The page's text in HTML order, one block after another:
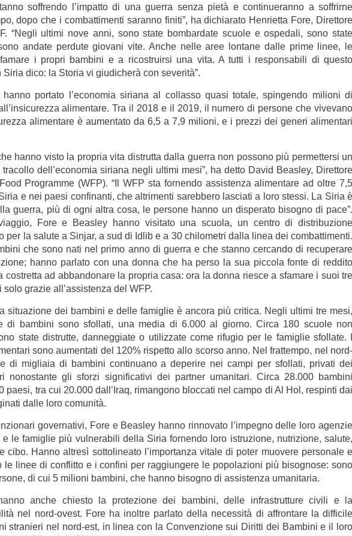
soffrendo l’impatto di una guerra senza pietà e continueranno a soffrirne
dopo che i combattimenti saranno finiti”, ha dichiarato Henrietta Fore, Direttore
“Negli ultimi nove anni, sono state bombardate scuole e ospedali, sono state
andate perdute giovani vite. Anche nelle aree lontane dalle prime linee, le
i propri bambini e a ricostruirsi una vita. A tutti i responsabili di questo
dico: la Storia vi giudicherà con severità”.
portato l’economia siriana al collasso quasi totale, spingendo milioni di
alimentare. Tra il 2018 e il 2019, il numero di persone che vivevano
alimentare è aumentato da 6,5 a 7,9 milioni, e i prezzi dei generi alimentari
hanno visto la propria vita distrutta dalla guerra non possono più permettersi un
dell’economia siriana negli ultimi mesi”, ha detto David Beasley, Direttore
Programme (WFP). “Il WFP sta fornendo assistenza alimentare ad oltre 7,5
e nei paesi confinanti, che altrimenti sarebbero lasciati a loro stessi. La Siria è
guerra, più di ogni altra cosa, le persone hanno un disperato bisogno di pace”.
Fore e Beasley hanno visitato una scuola, un centro di distribuzione
per la salute a Sinjar, a sud di Idlib e a 30 chilometri dalla linea dei combattimenti.
che sono nati nel primo anno di guerra e che stanno cercando di recuperare
hanno parlato con una donna che ha perso la sua piccola fonte di reddito
costretta ad abbandonare la propria casa: ora la donna riesce a sfamare i suoi tre
grazie all’assistenza del WFP.
situazione dei bambini e delle famiglie è ancora più critica. Negli ultimi tre mesi,
di bambini sono sfollati, una media di 6.000 al giorno. Circa 180 scuole non
state distrutte, danneggiate o utilizzate come rifugio per le famiglie sfollate. I
sono aumentati del 120% rispetto allo scorso anno. Nel frattempo, nel nord-
di migliaia di bambini continuano a deperire nei campi per sfollati, privati dei
nonostante gli sforzi significativi dei partner umanitari. Circa 28.000 bambini
paesi, tra cui 20.000 dall’Iraq, rimangono bloccati nel campo di Al Hol, respinti dai
dalle loro comunità.
governativi, Fore e Beasley hanno rinnovato l’impegno delle loro agenzie
e le famiglie più vulnerabili della Siria fornendo loro istruzione, nutrizione, salute,
cibo. Hanno altresì sottolineato l’importanza vitale di poter muovere personale e
le linee di conflitto e i confini per raggiungere le popolazioni più bisognose: sono
di cui 5 milioni bambini, che hanno bisogno di assistenza umanitaria.
anche chiesto la protezione dei bambini, delle infrastrutture civili e la
nel nord-ovest. Fore ha inoltre parlato della necessità di affrontare la difficile
stranieri nel nord-est, in linea con la Convenzione sui Diritti dei Bambini e il loro